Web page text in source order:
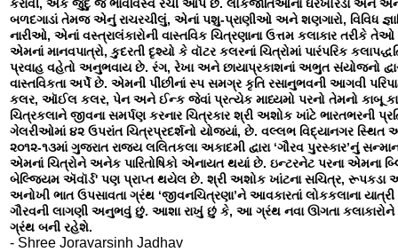
કરાવી, એક જુદું જ ભાવવિસ્વ રચી આપે છે. લોકજાતિઓનાં ઘરખોરડાં અને
બળદગાડાં તેમજ એનું રાચરચીલું, એનાં પશુ-પ્રાણીઓ અને શણગારો, વિવિધ
નારીઓ, એનાં વસ્ત્રાલંકારોની વાસ્તવિક ચિત્રણાના ઉત્તમ કલાકાર તરીકે તેઓ
એમનાં માનવપાત્રો, કુદરતી દૃશ્યો કે વૉટર કલરનાં ચિત્રોમાં પારંપરિક
પ્રવાહ વહેતો અનુભવાય છે. રંગ, રેખા અને છાયાપ્રકાશનાં અભુત સંયોજનો
વાસ્તવિકતા અર્પે છે. એમની પીંછીનાં સ્પ સમગ્ર કૃતિ રસાનુભવની આગવી
કલર, ઑઈલ કલર, પેન અને ઈન્ક જેવાં પ્રત્યેક માધ્યમો પરનો તેમનો કાબૂ
ચિત્રકલાને જીવના સમર્પણ કરનાર ચિત્રકાર શ્રી અશોક ખાંટે ભારતભરની
ગેલરીઓમાં ૪૨ ઉપરાંત ચિત્રપ્રદર્શનો યોજ્યાં, છે. વલ્લભ વિદ્યાનગર સ્થિત
૨૦૧૨-૧૩માં ગુજરાત રાજ્ય લલિતકલા અકાદમી દ્વારા ‘ગૌરવ પુરસ્કાર’નું
એમનાં ચિત્રોને અનેક પારિતોષિકો એનાયત થયાં છે. ઇન્ટરનેટ પરના એમના
બેલ્જિયમ ઍવૉર્ડ' પણ પ્રાપ્ત થયેલ છે. શ્રી અશોક ખાંટના સચિત્ર, રૂપકડા
અનોખી ભાત ઉપસાવતા ગ્રંથ ‘જીવનચિત્રણા’ને આવકારતાં લોકકલાના
ગૌરવની લાગણી અનુભવું છું. આશા રાખું છું કે, આ ગ્રંથ નવા ઊગતા કલાકારોને
ગ્રંથ બની રહેશે.
- Shree Joravarsinh Jadhav